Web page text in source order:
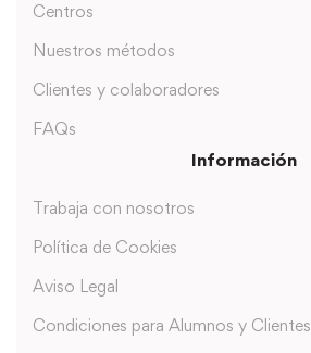
Centros
Nuestros métodos
Clientes y colaboradores
FAQs
Información
Trabaja con nosotros
Política de Cookies
Aviso Legal
Condiciones para Alumnos y Clientes